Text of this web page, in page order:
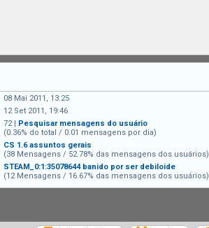
08 Mai 2011, 13:25
12 Set 2011, 19:46
72 | Pesquisar mensagens do usuário
(0.36% do total / 0.01 mensagens por dia)
CS 1.6 assuntos gerais
(38 Mensagens / 52.78% das mensagens dos usuários)
STEAM_0:1:35078644 banido por ser debiloide
(12 Mensagens / 16.67% das mensagens dos usuários)